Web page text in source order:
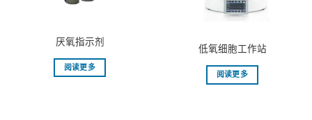
厌氧指示剂
阅读更多
低氧细胞工作站
阅读更多